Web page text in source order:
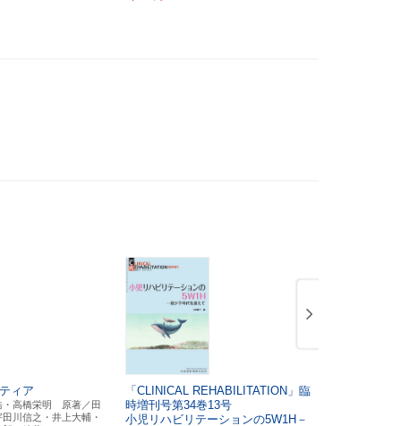
ィア
・高橋栄明 原著／田
川信之・井上大輔・
「CLINICAL REHABILITATION」臨
時増刊号第34巻13号
小児リハビリテーションの5W1H－